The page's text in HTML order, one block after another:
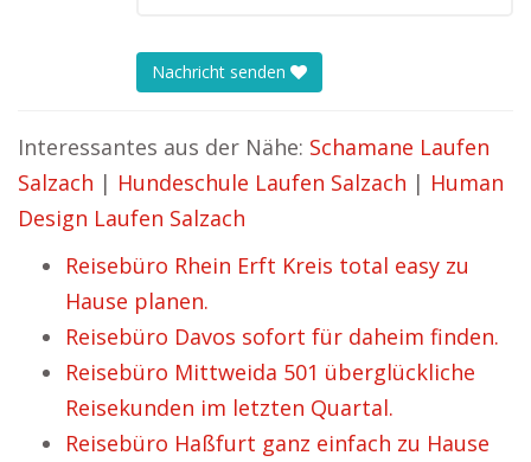
Nachricht senden
Interessantes aus der Nähe: Schamane Laufen
Salzach | Hundeschule Laufen Salzach | Human
Design Laufen Salzach
Reisebüro Rhein Erft Kreis total easy zu
Hause planen.
Reisebüro Davos sofort für daheim finden.
Reisebüro Mittweida 501 überglückliche
Reisekunden im letzten Quartal.
Reisebüro Haßfurt ganz einfach zu Hause